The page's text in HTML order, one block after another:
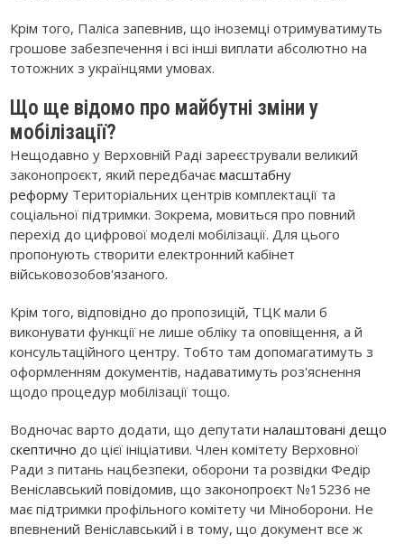
Крім того, Паліса запевнив, що іноземці отримуватимуть
грошове забезпечення і всі інші виплати абсолютно на
тотожних з українцями умовах.
Що ще відомо про майбутні зміни у
мобілізації?
Нещодавно у Верховній Раді зареєстрували великий
законопроєкт, який передбачаємасштабну
реформу Територіальних центрів комплектації та
соціальної підтримки. Зокрема, мовиться про повний
перехід до цифрової моделі мобілізації. Для цього
пропонують створити електронний кабінет
військовозобов'язаного.
Крім того, відповідно до пропозицій, ТЦК мали б
виконувати функції не лише обліку та оповіщення, а й
консультаційного центру. Тобто там допомагатимуть з
оформленням документів, надаватимуть роз'яснення
щодо процедур мобілізації тощо.
Водночас варто додати, що депутатиналаштовані дещо
скептично до цієї ініціативи. Член комітету Верховної
Ради з питань нацбезпеки, оборони та розвідки Федір
Веніславський повідомив, що законопроєкт №15236 не
має підтримки профільного комітету чи Міноборони. Не
впевнений Веніславський і в тому, що документ все ж